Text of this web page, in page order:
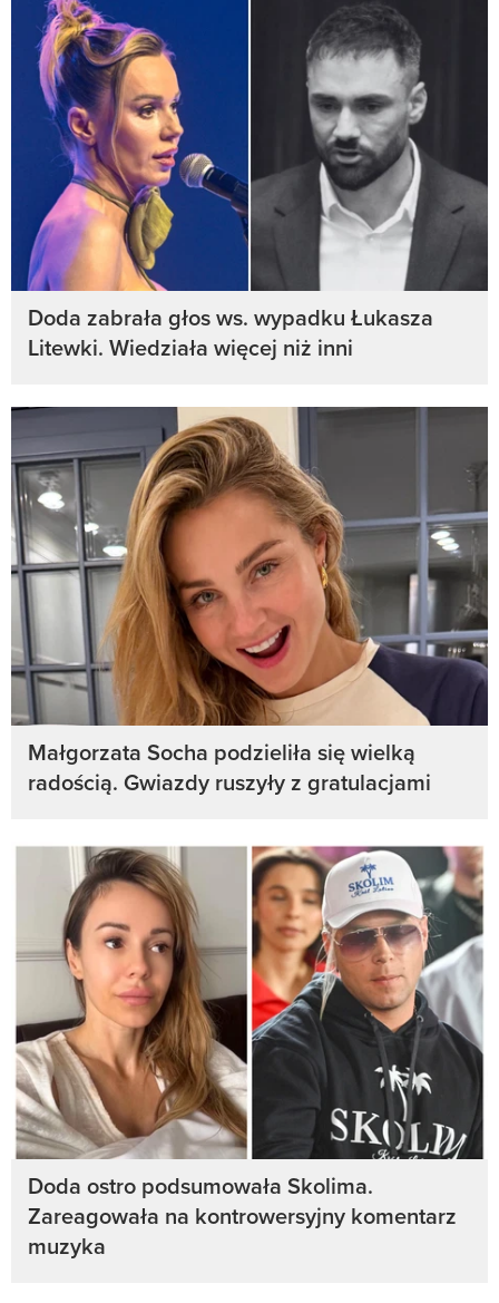
Doda zabrała głos ws. wypadku Łukasza
Litewki. Wiedziała więcej niż inni
Małgorzata Socha podzieliła się wielką
radością. Gwiazdy ruszyły z gratulacjami
Doda ostro podsumowała Skolima.
Zareagowała na kontrowersyjny komentarz
muzyka